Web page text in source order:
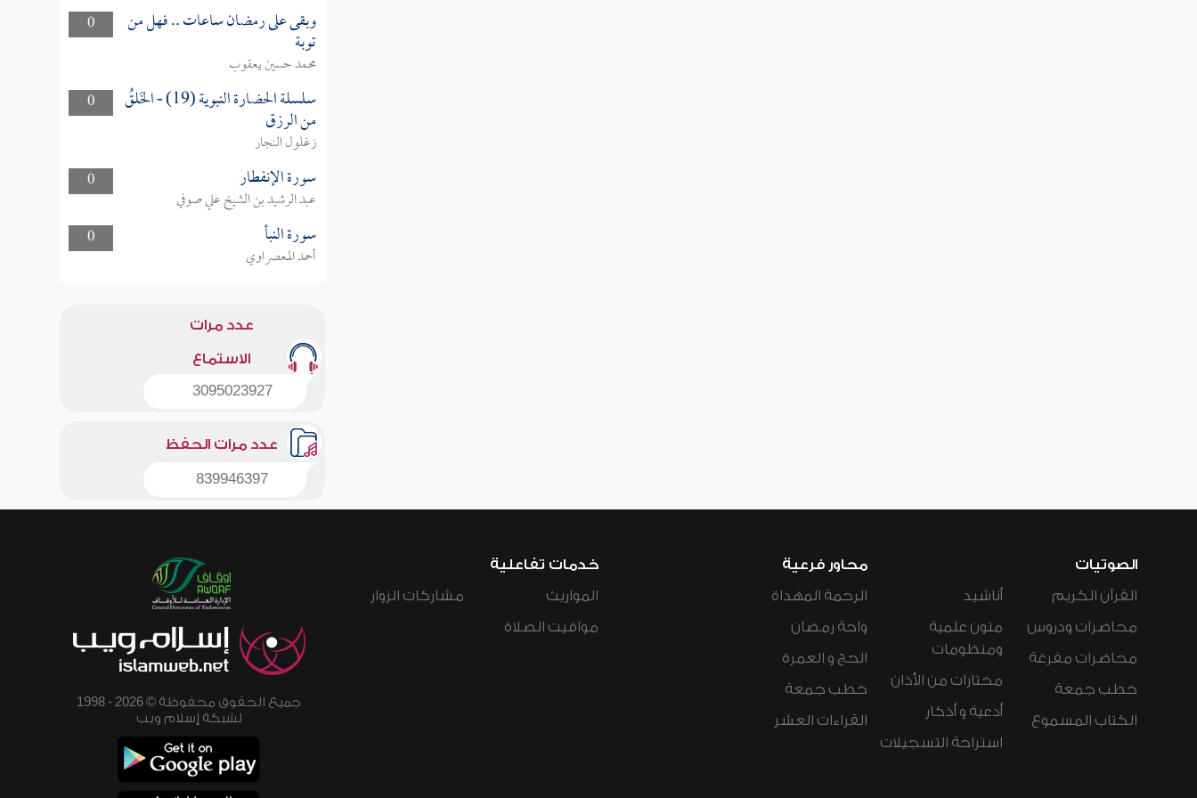
0 وبقى على رمضان ساعات .. فهل من
توبة
محمد حسين يعقوب
0
سلسلة الحضارة النبوية (19) - الخَلقُ
من الرزق
زغلول النجار
0
سورة الإنفطار
عبد الرشيد بن الشيخ علي صوفي
0
سورة النبأ
أحمد المعصراوي
عدد مرات
الاستماع
3095023927
عدد مرات الحفظ
839946397
الصوتيات
القرآن الكريم
محاضرات ودروس
محاضرات مفرغة
خطب جمعة
الكتاب المسموع
أناشيد
متون علمية
ومنظومات
مختارات من الأذان
أدعية و أذكار
استراحة التسجيلات
محاور فرعية
الرحمة المهداة
واحة رمضان
الحج و العمرة
خطب جمعة
القراءات العشر
خدمات تفاعلية
المواريث
مواقيت الصلاة
مشاركات الزوار
جميع الحقوق محفوظة © 2026 - 1998
لشبكة إسلام ويب